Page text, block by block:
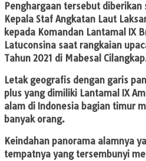
Penghargaan tersebut diberikan
Kepala Staf Angkatan Laut
kepada Komandan Lantamal IX
Latuconsina saat rangkaian
Tahun 2021 di Mabesal
Letak geografis dengan garis
plus yang dimiliki Lantamal IX
alam di Indonesia bagian timur
banyak orang.
Keindahan panorama alamnya
tempatnya yang tersembunyi